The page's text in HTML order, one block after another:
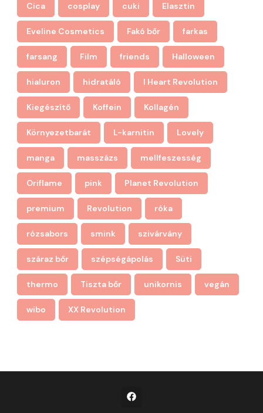
Cica cosplay cuki Elasztin
Eveline Cosmetics Fakó bőr farkas
farsang Film friends Halloween
hialuron hidratáló I Heart Revolution
Kiegészítő Koffein Kollagén
Környezetbarát L-karnitin Lovely
manga masszázs mellfeszesség
Oriflame pink Planet Revolution
premium Revolution róka
rózsabors smink szivárvány
száraz bőr szépségápolás Süti
thermo Tiszta bőr unikornis vegán
wibo XX Revolution